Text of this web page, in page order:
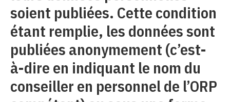
soient publiées. Cette condition
étant remplie, les données sont
publiées anonymement (c’est-
à-dire en indiquant le nom du
conseiller en personnel de l’ORP